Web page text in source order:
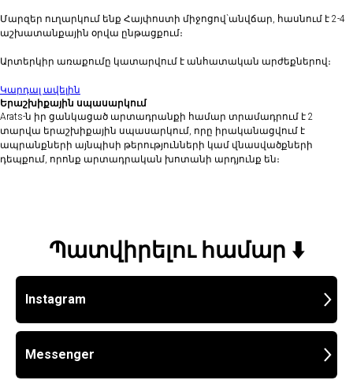
Մարզեր ուղարկում ենք Հայփոստի միջոցով`անվճար, հասնում է 2-4
աշխատանքային օրվա ընթացքում։
Արտերկիր առաքումը կատարվում է անհատական արժեքներով։
Կարդալ ավելին
Երաշխիքային սպասարկում
Arats-ն իր ցանկացած արտադրանքի համար տրամադրում է 2
տարվա երաշխիքային սպասարկում, որը իրականացվում է
ապրանքների այնպիսի թերությունների կամ վնասվածքների
դեպքում, որոնք արտադրական խոտանի արդյունք են։
Պատվիրելու համար ⬇️
Instagram
Messenger